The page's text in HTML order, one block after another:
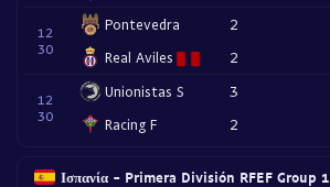
12
30
Pontevedra
Real Aviles
2
2
12
30
Unionistas S
Racing F
3
2
Ισπανία - Primera División RFEF Group 1